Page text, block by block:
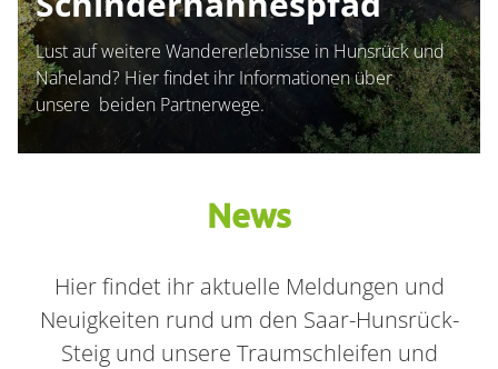
Lust auf weitere Wandererlebnisse in Hunsrück und
Naheland? Hier findet ihr Informationen über
unsere beiden Partnerwege.
News
Hier findet ihr aktuelle Meldungen und
Neuigkeiten rund um den Saar-Hunsrück-
Steig und unsere Traumschleifen und